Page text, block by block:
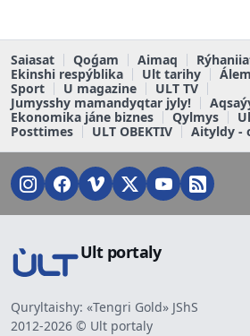
Saiasat Qoǵam Aimaq
Ekinshi respýblika
Ult tarihy
Sport
U magazine
ULT TV
Jumysshy mamandyqtar jyly!
Ekonomika jáne biznes
Qylmys
Posttimes
ULT OBEKTIV Aityldy -
Ult portaly
Quryltaishy: «Tengri Gold» JShS
2012-2026 © Ult portaly